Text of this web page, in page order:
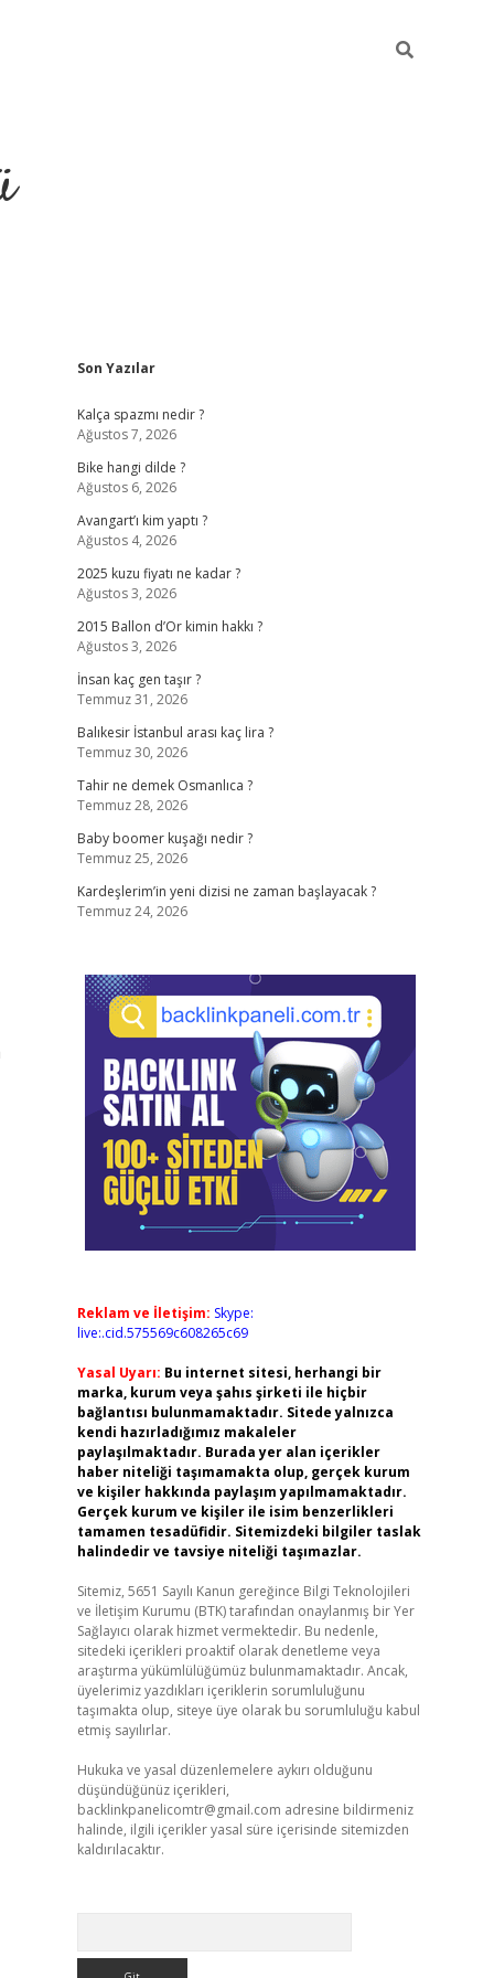
Sidebar
Son Yazılar
Kalça spazmı nedir ?
Ağustos 7, 2026
Bike hangi dilde ?
Ağustos 6, 2026
Avangart’ı kim yaptı ?
Ağustos 4, 2026
2025 kuzu fiyatı ne kadar ?
Ağustos 3, 2026
2015 Ballon d’Or kimin hakkı ?
Ağustos 3, 2026
İnsan kaç gen taşır ?
Temmuz 31, 2026
Balıkesir İstanbul arası kaç lira ?
Temmuz 30, 2026
Tahir ne demek Osmanlıca ?
Temmuz 28, 2026
Baby boomer kuşağı nedir ?
Temmuz 25, 2026
Kardeşlerim’in yeni dizisi ne zaman başlayacak ?
Temmuz 24, 2026
Reklam ve İletişim: Skype:
live:.cid.575569c608265c69
Yasal Uyarı: Bu internet sitesi, herhangi bir
marka, kurum veya şahıs şirketi ile hiçbir
bağlantısı bulunmamaktadır. Sitede yalnızca
kendi hazırladığımız makaleler
paylaşılmaktadır. Burada yer alan içerikler
haber niteliği taşımamakta olup, gerçek kurum
ve kişiler hakkında paylaşım yapılmamaktadır.
Gerçek kurum ve kişiler ile isim benzerlikleri
tamamen tesadüfidir. Sitemizdeki bilgiler taslak
halindedir ve tavsiye niteliği taşımazlar.
Sitemiz, 5651 Sayılı Kanun gereğince Bilgi Teknolojileri
ve İletişim Kurumu (BTK) tarafından onaylanmış bir Yer
Sağlayıcı olarak hizmet vermektedir. Bu nedenle,
sitedeki içerikleri proaktif olarak denetleme veya
araştırma yükümlülüğümüz bulunmamaktadır. Ancak,
üyelerimiz yazdıkları içeriklerin sorumluluğunu
taşımakta olup, siteye üye olarak bu sorumluluğu kabul
etmiş sayılırlar.
Hukuka ve yasal düzenlemelere aykırı olduğunu
düşündüğünüz içerikleri,
backlinkpanelicomtr@gmail.com adresine bildirmeniz
halinde, ilgili içerikler yasal süre içerisinde sitemizden
kaldırılacaktır.